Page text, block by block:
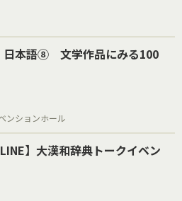
日本語⑧ 文学作品にみる100
ンションホール
】大漢和辞典トークイベン